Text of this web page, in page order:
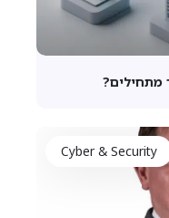
Cyber & Security